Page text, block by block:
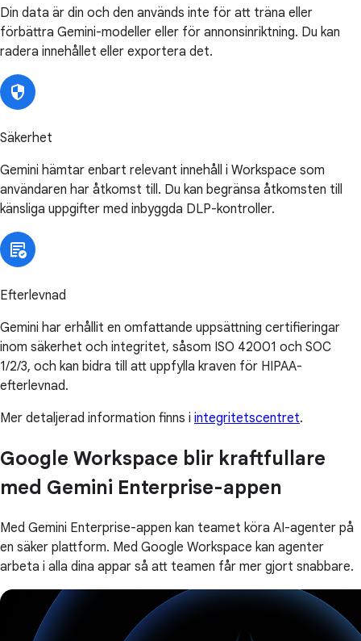
Din data är din och den används inte för att träna eller
förbättra Gemini-modeller eller för annonsinriktning. Du kan
radera innehållet eller exportera det.
Säkerhet
Gemini hämtar enbart relevant innehåll i Workspace som
användaren har åtkomst till. Du kan begränsa åtkomsten till
känsliga uppgifter med inbyggda DLP-kontroller.
Efterlevnad
Gemini har erhållit en omfattande uppsättning certifieringar
inom säkerhet och integritet, såsom ISO 42001 och SOC
1/2/3, och kan bidra till att uppfylla kraven för HIPAA-
efterlevnad.
Mer detaljerad information finns i integritetscentret.
Google Workspace blir kraftfullare
med Gemini Enterprise-appen
Med Gemini Enterprise-appen kan teamet köra AI-agenter på
en säker plattform. Med Google Workspace kan agenter
arbeta i alla dina appar så att teamen får mer gjort snabbare.